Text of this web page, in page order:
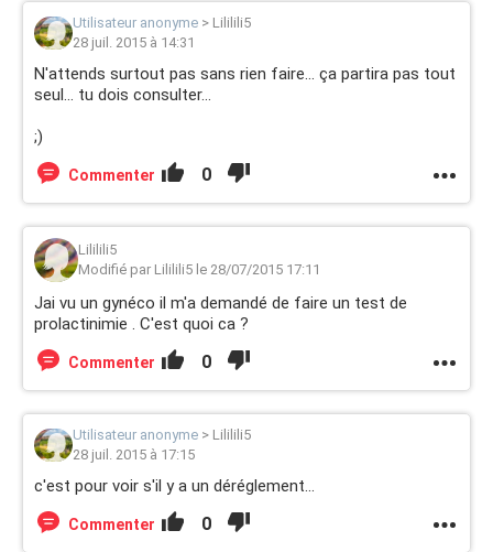
Utilisateur anonyme > Lililili5
28 juil. 2015 à 14:31
N'attends surtout pas sans rien faire... ça partira pas tout
seul... tu dois consulter...
;)
Commenter 0
Lililili5
Modifié par Lililili5 le 28/07/2015 17:11
Jai vu un gynéco il m'a demandé de faire un test de
prolactinimie . C'est quoi ca ?
Commenter 0
Utilisateur anonyme > Lililili5
28 juil. 2015 à 17:15
c'est pour voir s'il y a un déréglement...
Commenter 0